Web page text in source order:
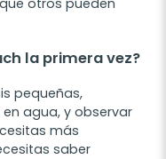
otros pueden
la primera vez?
pequeñas,
agua, y observar
más
saber